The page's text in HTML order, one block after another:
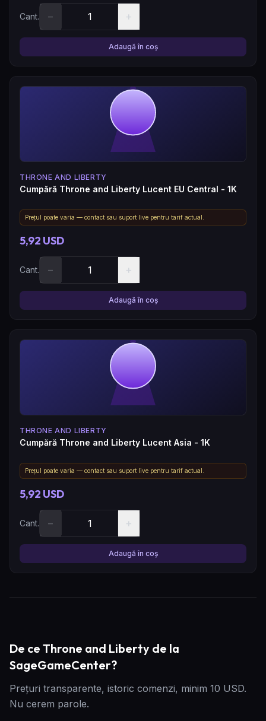
Cant. − +
Adaugă în coș
THRONE AND LIBERTY
Cumpără Throne and Liberty Lucent EU Central - 1K
Prețul poate varia — contact sau suport live pentru tarif actual.
5,92 USD
Cant. − +
Adaugă în coș
THRONE AND LIBERTY
Cumpără Throne and Liberty Lucent Asia - 1K
Prețul poate varia — contact sau suport live pentru tarif actual.
5,92 USD
Cant. − +
Adaugă în coș
De ce Throne and Liberty de la
SageGameCenter?
Prețuri transparente, istoric comenzi, minim 10 USD.
Nu cerem parole.